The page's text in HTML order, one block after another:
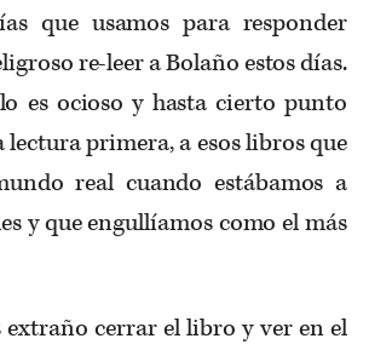
que usamos para responder
re-leer a Bolaño estos días.
es ocioso y hasta cierto punto
primera, a esos libros que
real cuando estábamos a
y que engullíamos como el más
cerrar el libro y ver en el